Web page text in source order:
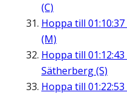
(C)
Hoppa till 01:10:37
(M)
Hoppa till 01:12:43
Sätherberg (S)
Hoppa till 01:22:53